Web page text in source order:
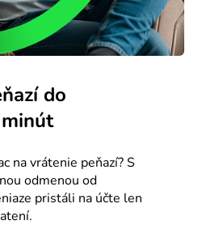
do
na vrátenie peňazí? S
odmenou od
pristáli na účte len